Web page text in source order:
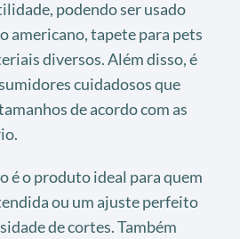
podendo ser usado
americano, tapete para pets
diversos. Além disso, é
cuidadosos que
de acordo com as
é o produto ideal para quem
ou um ajuste perfeito
de cortes. Também